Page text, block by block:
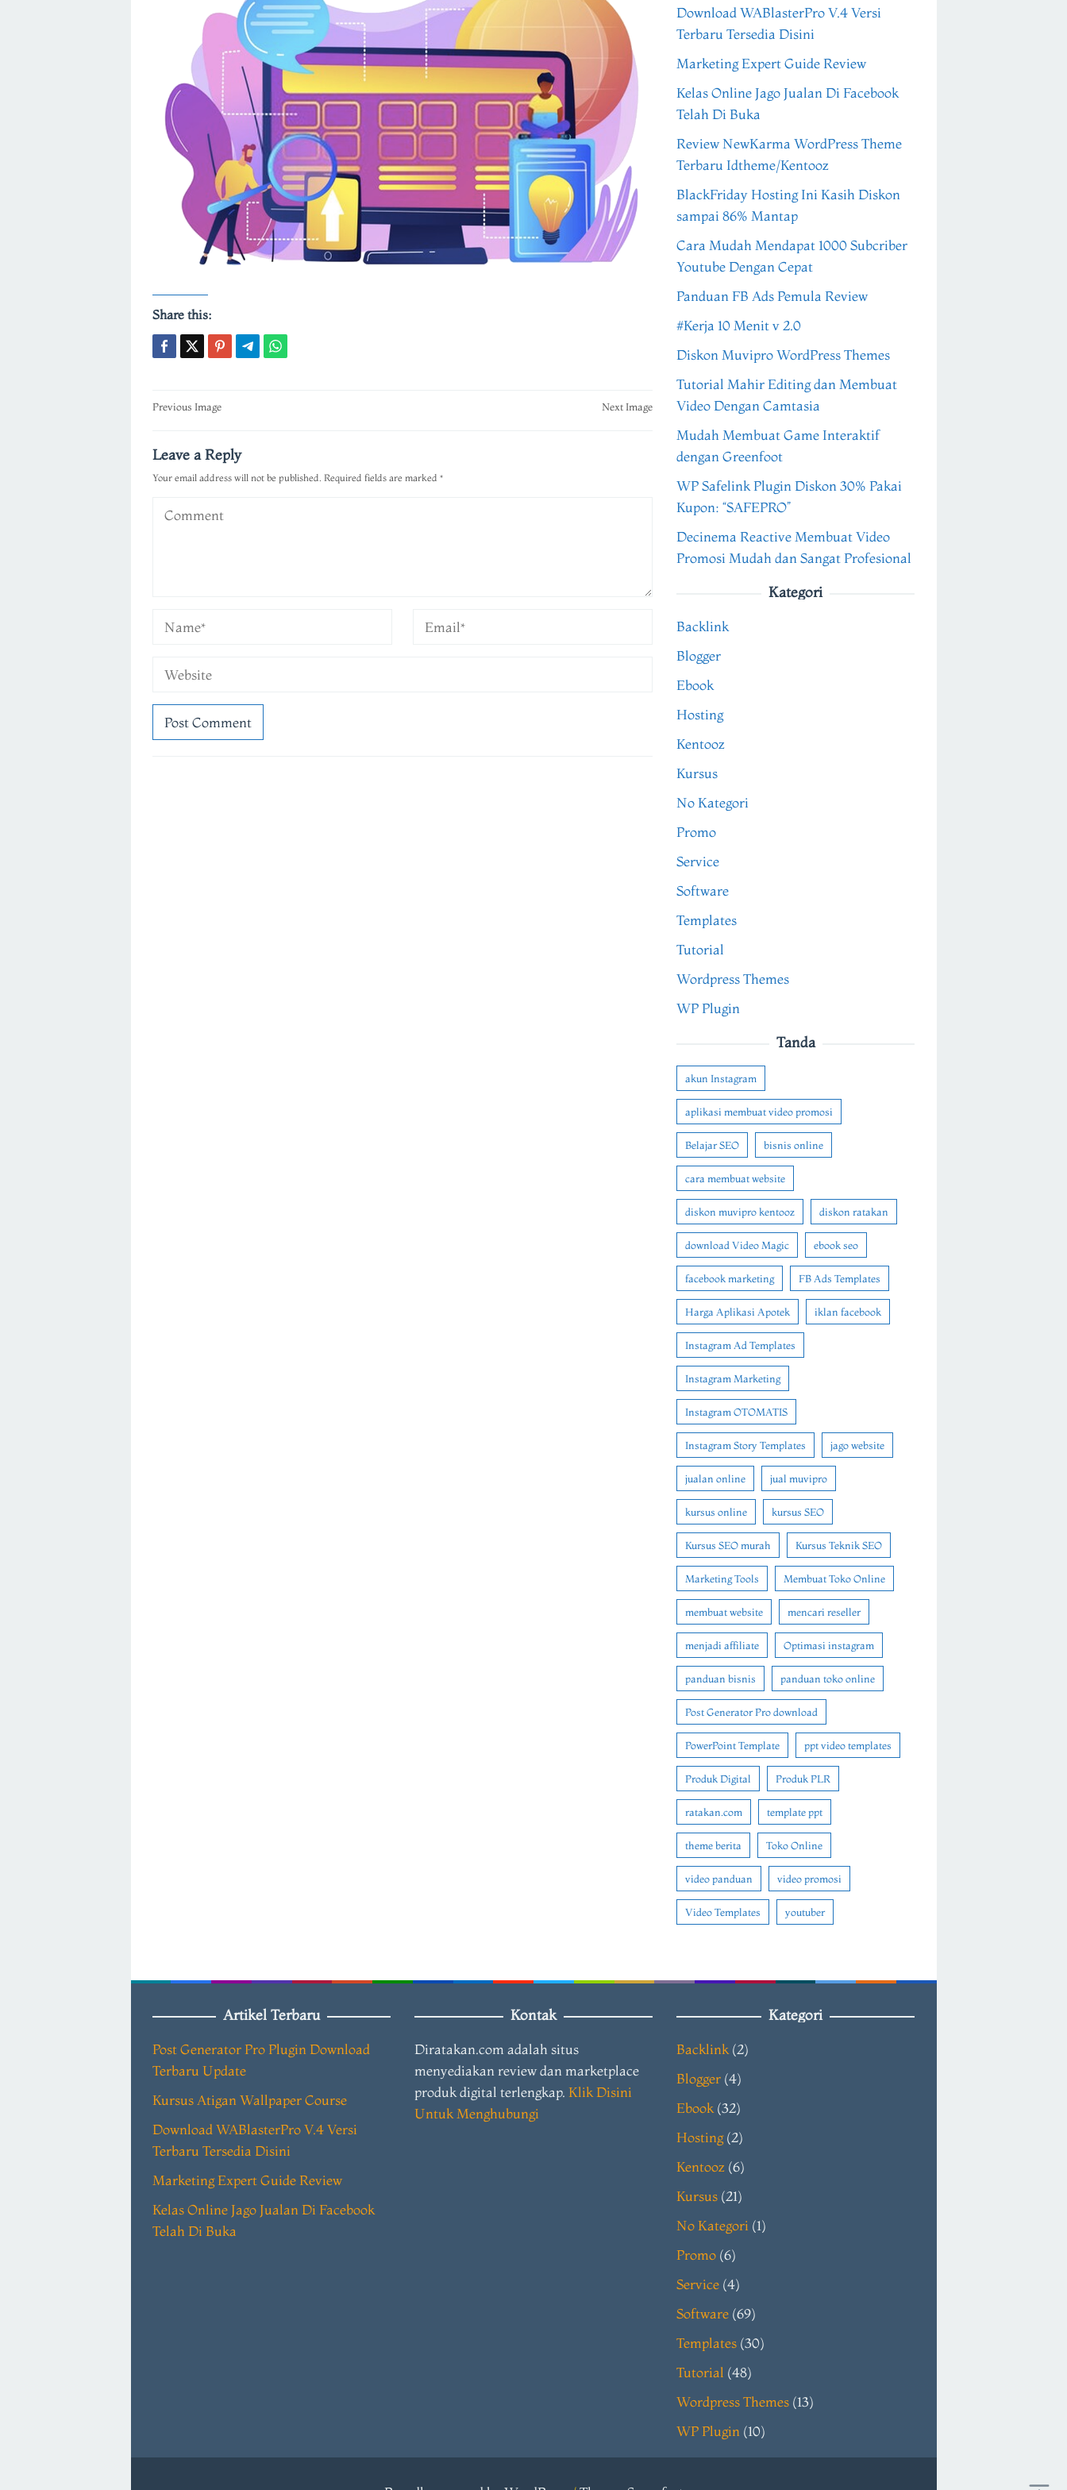
Share this:
Post
Previous Image Next Image
Leave a Reply
Your email address will not be published. Required fields are marked *
Download WABlasterPro V.4 Versi
Terbaru Tersedia Disini
Marketing Expert Guide Review
Kelas Online Jago Jualan Di Facebook
Telah Di Buka
Review NewKarma WordPress Theme
Terbaru Idtheme/Kentooz
BlackFriday Hosting Ini Kasih Diskon
sampai 86% Mantap
Cara Mudah Mendapat 1000 Subcriber
Youtube Dengan Cepat
Panduan FB Ads Pemula Review
#Kerja 10 Menit v 2.0
Diskon Muvipro WordPress Themes
Tutorial Mahir Editing dan Membuat
Video Dengan Camtasia
Mudah Membuat Game Interaktif
dengan Greenfoot
WP Safelink Plugin Diskon 30% Pakai
Kupon: “SAFEPRO”
Decinema Reactive Membuat Video
Promosi Mudah dan Sangat Profesional
Kategori
Backlink
Blogger
Ebook
Hosting
Kentooz
Kursus
No Kategori
Promo
Service
Software
Templates
Tutorial
Wordpress Themes
WP Plugin
Tanda
akun Instagram
aplikasi membuat video promosi
Belajar SEO bisnis online
cara membuat website
diskon muvipro kentooz diskon ratakan
download Video Magic ebook seo
facebook marketing FB Ads Templates
Harga Aplikasi Apotek iklan facebook
Instagram Ad Templates
Instagram Marketing
Instagram OTOMATIS
Instagram Story Templates jago website
jualan online jual muvipro
kursus online kursus SEO
Kursus SEO murah Kursus Teknik SEO
Marketing Tools Membuat Toko Online
membuat website mencari reseller
menjadi affiliate Optimasi instagram
panduan bisnis panduan toko online
Post Generator Pro download
PowerPoint Template ppt video templates
Produk Digital Produk PLR
ratakan.com template ppt
theme berita Toko Online
video panduan video promosi
Video Templates youtuber
Artikel Terbaru
Post Generator Pro Plugin Download
Terbaru Update
Kursus Atigan Wallpaper Course
Download WABlasterPro V.4 Versi
Terbaru Tersedia Disini
Marketing Expert Guide Review
Kelas Online Jago Jualan Di Facebook
Telah Di Buka
Kontak
Diratakan.com adalah situs
menyediakan review dan marketplace
produk digital terlengkap. Klik Disini
Untuk Menghubungi
Kategori
Backlink (2)
Blogger (4)
Ebook (32)
Hosting(2)
Kentooz (6)
Kursus (21)
No Kategori (1)
Promo (6)
Service (4)
Software (69)
Templates (30)
Tutorial (48)
Wordpress Themes (13)
WP Plugin (10)